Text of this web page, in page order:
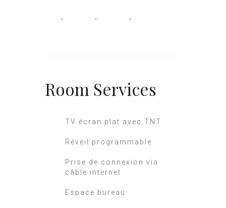
Room Services
TV écran plat avec TNT
Réveil programmable
Prise de connexion via
câble internet
Espace bureau